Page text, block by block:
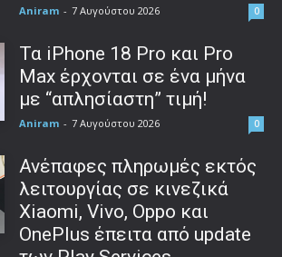
Aniram - 7 Αυγούστου 2026 0
Τα iPhone 18 Pro και Pro
Max έρχονται σε ένα μήνα
με “απλησίαστη” τιμή!
Aniram - 7 Αυγούστου 2026 0
Ανέπαφες πληρωμές εκτός
λειτουργίας σε κινεζικά
Xiaomi, Vivo, Oppo και
OnePlus έπειτα από update